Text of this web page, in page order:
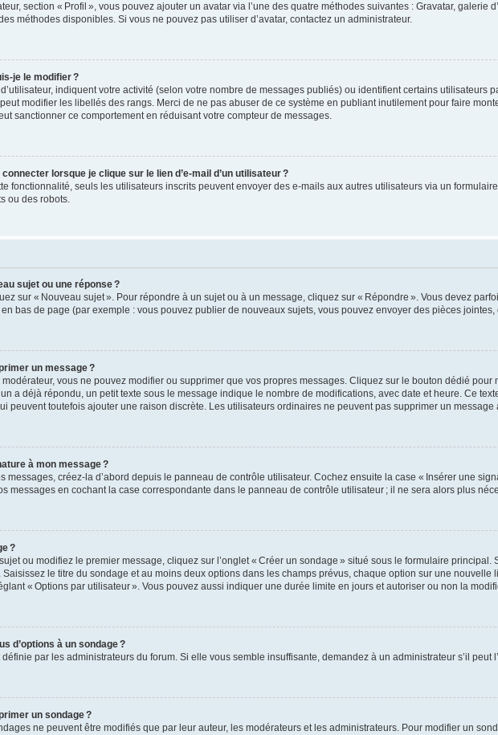
section « Profil », vous pouvez ajouter un avatar via l’une des quatre méthodes suivantes : Gravatar, galerie
méthodes disponibles. Si vous ne pouvez pas utiliser d’avatar, contactez un administrateur.
je le modifier ?
indiquent votre activité (selon votre nombre de messages publiés) ou identifient certains utilisateurs
modifier les libellés des rangs. Merci de ne pas abuser de ce système en publiant inutilement pour faire
sanctionner ce comportement en réduisant votre compteur de messages.
lorsque je clique sur le lien d’e-mail d’un utilisateur ?
fonctionnalité, seuls les utilisateurs inscrits peuvent envoyer des e-mails aux autres utilisateurs via un
ou des robots.
sujet ou une réponse ?
sur « Nouveau sujet ». Pour répondre à un sujet ou à un message, cliquez sur « Répondre ». Vous devez
bas de page (par exemple : vous pouvez publier de nouveaux sujets, vous pouvez envoyer des pièces jointes,
un message ?
vous ne pouvez modifier ou supprimer que vos propres messages. Cliquez sur le bouton dédié pour
a déjà répondu, un petit texte sous le message indique le nombre de modifications, avec date et heure. Ce
peuvent toutefois ajouter une raison discrète. Les utilisateurs ordinaires ne peuvent pas supprimer un
à mon message ?
messages, créez-la d’abord depuis le panneau de contrôle utilisateur. Cochez ensuite la case « Insérer une
messages en cochant la case correspondante dans le panneau de contrôle utilisateur ; il ne sera alors plus
?
ou modifiez le premier message, cliquez sur l’onglet « Créer un sondage » situé sous le formulaire principal.
le titre du sondage et au moins deux options dans les champs prévus, chaque option sur une nouvelle
« Options par utilisateur ». Vous pouvez aussi indiquer une durée limite en jours et autoriser ou non la
d’options à un sondage ?
par les administrateurs du forum. Si elle vous semble insuffisante, demandez à un administrateur s’il peut
un sondage ?
ne peuvent être modifiés que par leur auteur, les modérateurs et les administrateurs. Pour modifier un